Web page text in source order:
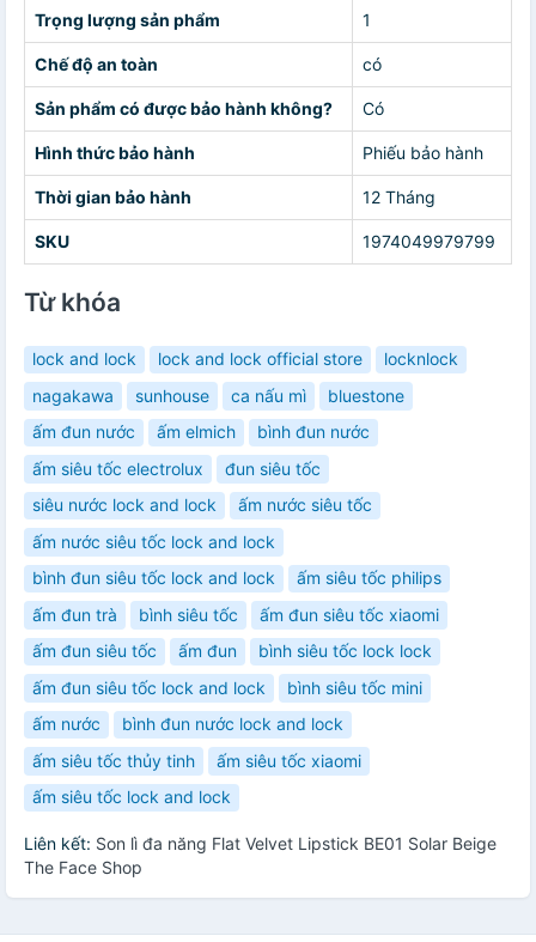
Trọng lượng sản phẩm 1
Chế độ an toàn có
Sản phẩm có được bảo hành không? Có
Hình thức bảo hành Phiếu bảo hành
Thời gian bảo hành 12 Tháng
SKU 1974049979799
Từ khóa
lock and lock lock and lock official store
locknlock
nagakawa
sunhouse ca nấu mì
bluestone
ấm đun nước
ấm elmich
bình đun nước
ấm siêu tốc electrolux
đun siêu tốc
siêu nước lock and lock
ấm nước siêu tốc
ấm nước siêu tốc lock and lock
bình đun siêu tốc lock and lock
ấm siêu tốc philips
ấm đun trà
bình siêu tốc
ấm đun siêu tốc xiaomi
ấm đun siêu tốc
ấm đun
bình siêu tốc lock lock
ấm đun siêu tốc lock and lock
bình siêu tốc mini
ấm nước
bình đun nước lock and lock
ấm siêu tốc thủy tinh
ấm siêu tốc xiaomi
ấm siêu tốc lock and lock
Liên kết: Son lì đa năng Flat Velvet Lipstick BE01 Solar Beige
The Face Shop